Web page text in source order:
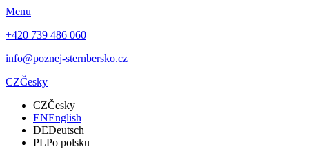
Menu
+420 739 486 060
info@poznej-sternbersko.cz
CZČesky
CZČesky
ENEnglish
DEDeutsch
PLPo polsku